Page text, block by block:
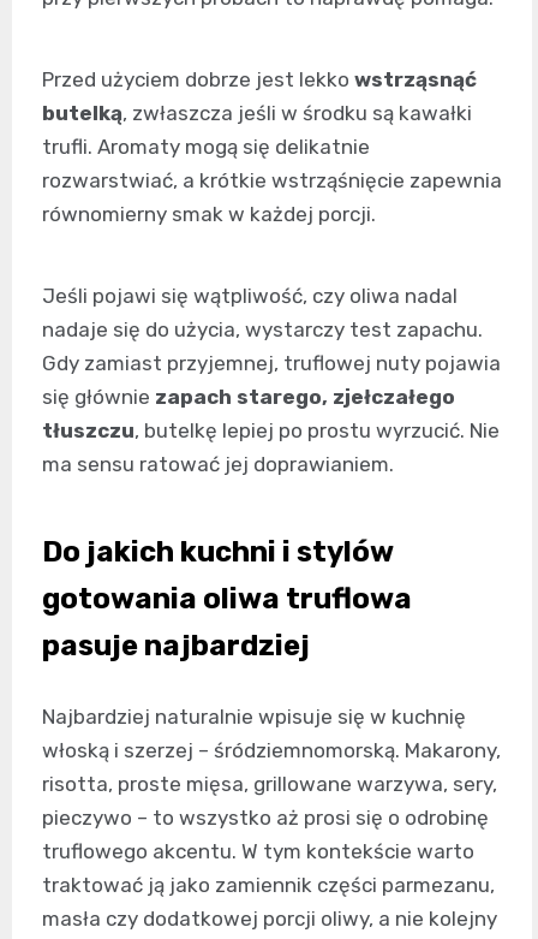
Przed użyciem dobrze jest lekko wstrząsnąć
butelką, zwłaszcza jeśli w środku są kawałki
trufli. Aromaty mogą się delikatnie
rozwarstwiać, a krótkie wstrząśnięcie zapewnia
równomierny smak w każdej porcji.
Jeśli pojawi się wątpliwość, czy oliwa nadal
nadaje się do użycia, wystarczy test zapachu.
Gdy zamiast przyjemnej, truflowej nuty pojawia
się głównie zapach starego, zjełczałego
tłuszczu, butelkę lepiej po prostu wyrzucić. Nie
ma sensu ratować jej doprawianiem.
Do jakich kuchni i stylów
gotowania oliwa truflowa
pasuje najbardziej
Najbardziej naturalnie wpisuje się w kuchnię
włoską i szerzej – śródziemnomorską. Makarony,
risotta, proste mięsa, grillowane warzywa, sery,
pieczywo – to wszystko aż prosi się o odrobinę
truflowego akcentu. W tym kontekście warto
traktować ją jako zamiennik części parmezanu,
masła czy dodatkowej porcji oliwy, a nie kolejny